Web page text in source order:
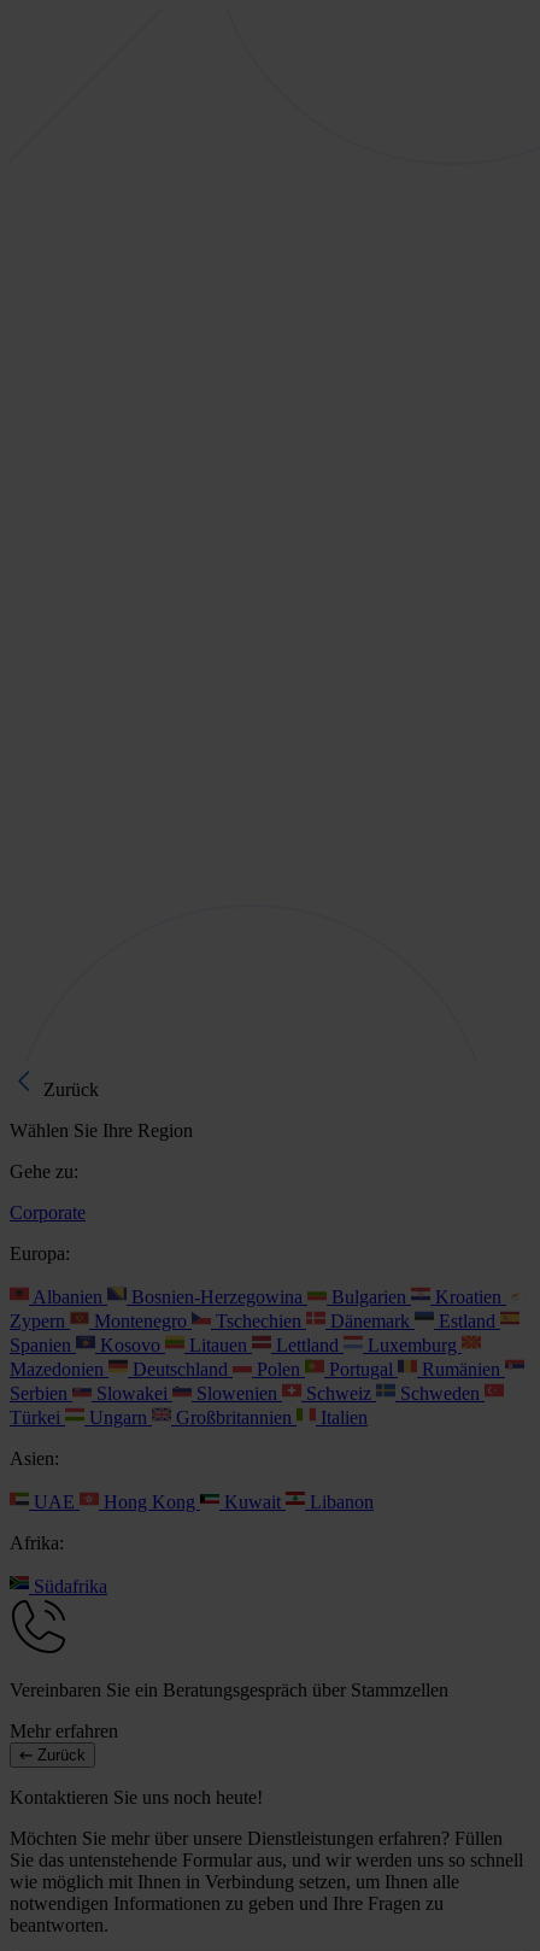
Zurück
Wählen Sie Ihre Region
Gehe zu:
Corporate
Europa:
Albanien Bosnien-Herzegowina Bulgarien
Kroatien
Zypern
Montenegro Tschechien Dänemark
Estland
Spanien
Kosovo Litauen Lettland
Luxemburg
Mazedonien
Deutschland Polen Portugal
Rumänien
Serbien
Slowakei Slowenien Schweiz
Schweden
Türkei
Ungarn Großbritannien
Italien
Asien:
UAE Hong Kong Kuwait
Libanon
Afrika:
Südafrika
Vereinbaren Sie ein Beratungsgespräch über Stammzellen
Mehr erfahren
Zurück
Kontaktieren Sie uns noch heute!
Möchten Sie mehr über unsere Dienstleistungen erfahren? Füllen
Sie das untenstehende Formular aus, und wir werden uns so schnell
wie möglich mit Ihnen in Verbindung setzen, um Ihnen alle
notwendigen Informationen zu geben und Ihre Fragen zu
beantworten.